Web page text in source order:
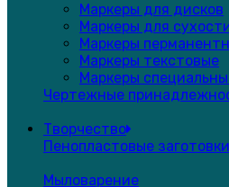
Маркеры для дисков
Маркеры для
Маркеры
Маркеры текстовые
Маркеры
Чертежные
Творчество
Пенопластовые заготовки
Мыловарение